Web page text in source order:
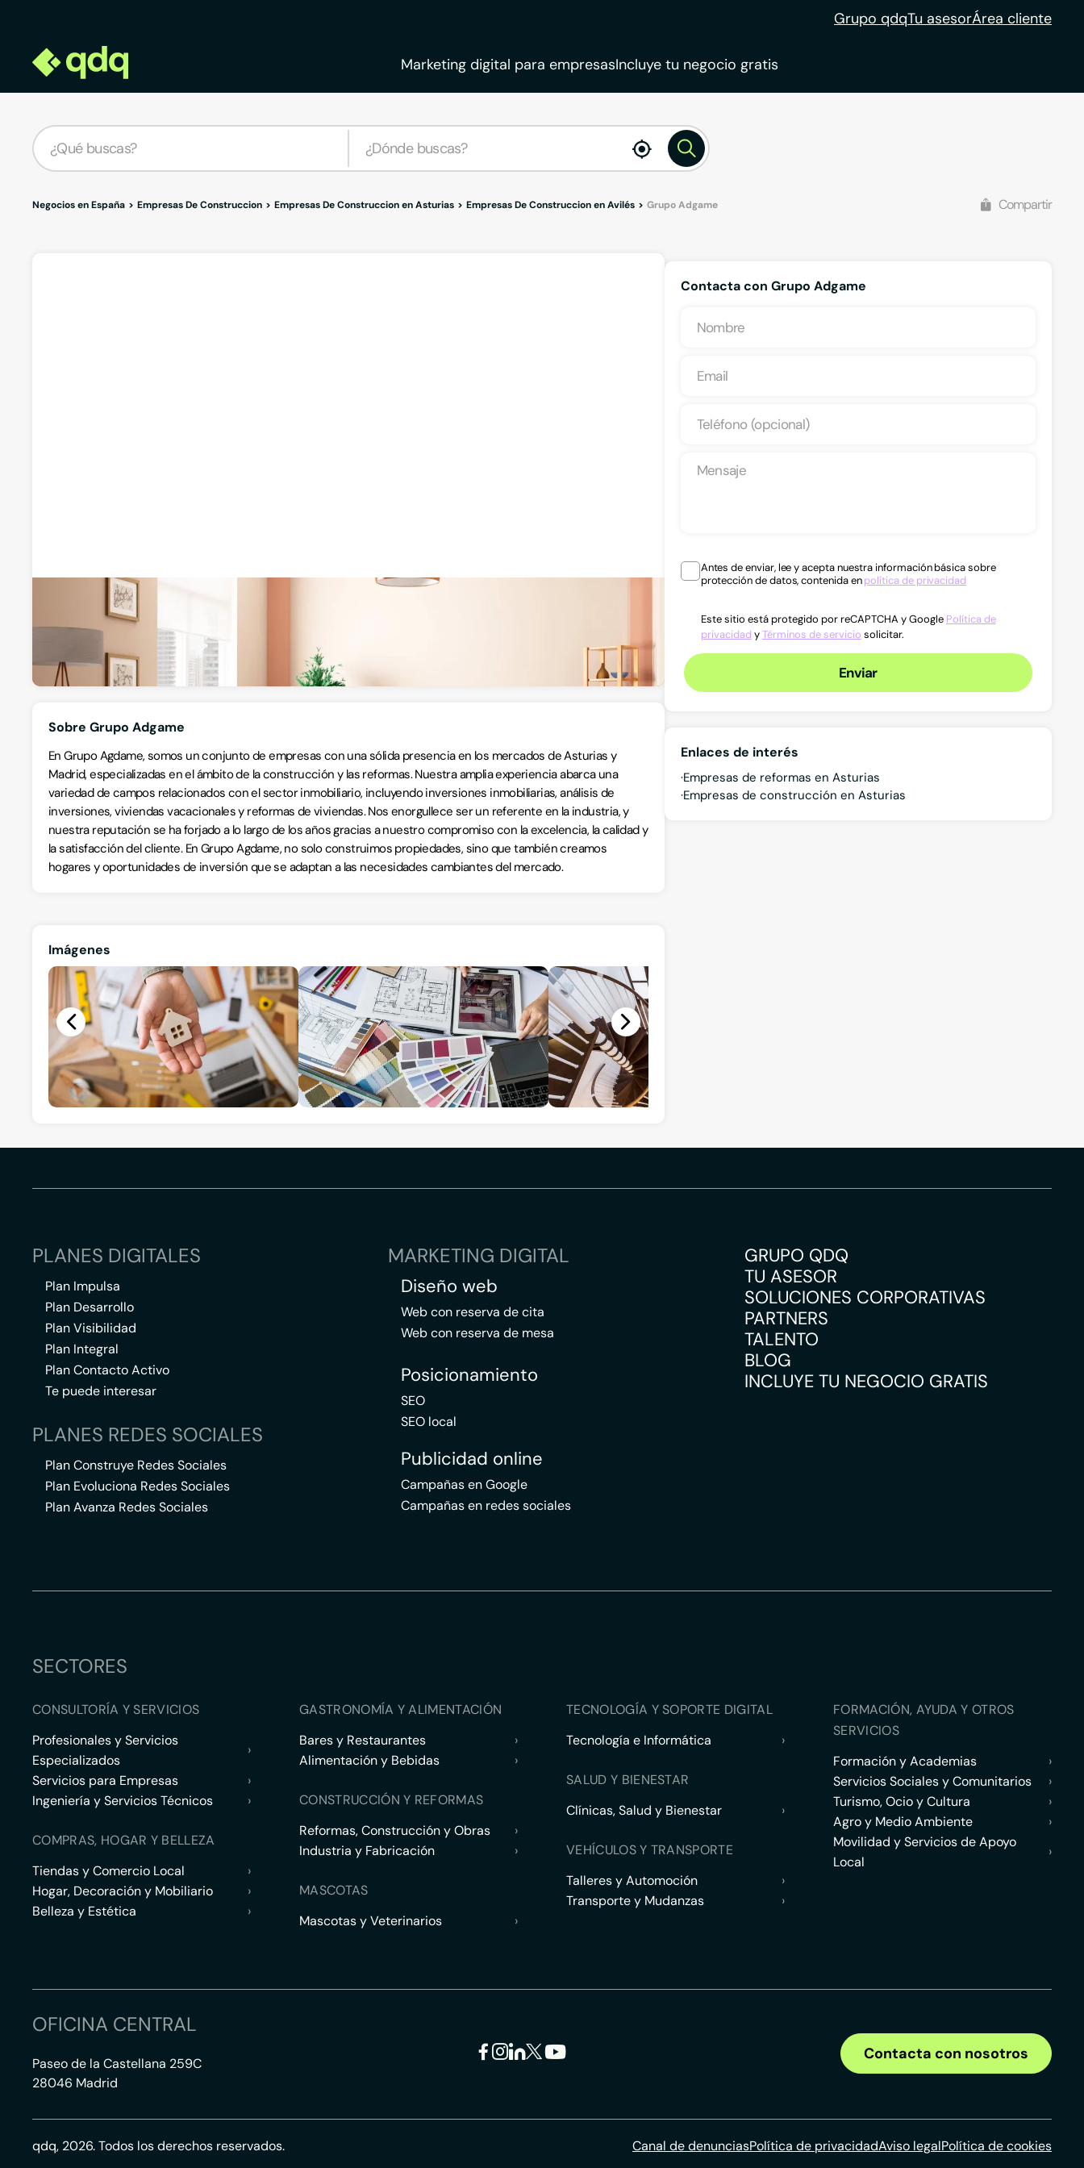
Grupo qdqTu asesorÁrea cliente
Marketing digital para empresasIncluye tu negocio gratis
enable
location
Negocios en España Empresas De Construccion Empresas De Construccion en Asturias Empresas De Construccion en Avilés Grupo Adgame Compartir
Grupo Adgame
Empresas de construcción
Visitar web
Ver teléfono
Sobre Grupo Adgame
En Grupo Agdame, somos un conjunto de empresas con una sólida presencia en los mercados de Asturias y
Madrid, especializadas en el ámbito de la construcción y las reformas. Nuestra amplia experiencia abarca una
variedad de campos relacionados con el sector inmobiliario, incluyendo inversiones inmobiliarias, análisis de
inversiones, viviendas vacacionales y reformas de viviendas. Nos enorgullece ser un referente en la industria, y
nuestra reputación se ha forjado a lo largo de los años gracias a nuestro compromiso con la excelencia, la calidad y
la satisfacción del cliente. En Grupo Agdame, no solo construimos propiedades, sino que también creamos
hogares y oportunidades de inversión que se adaptan a las necesidades cambiantes del mercado.
Imágenes
Contacta con Grupo Adgame
Antes de enviar, lee y acepta nuestra información básica sobre
protección de datos, contenida enpolítica de privacidad
Este sitio está protegido por reCAPTCHA y Google Política de
privacidad yTérminos de servicio solicitar.
Enviar
Enlaces de interés
Empresas de reformas en Asturias
Empresas de construcción en Asturias
PLANES DIGITALES
Plan Impulsa
Plan Desarrollo
Plan Visibilidad
Plan Integral
Plan Contacto Activo
Te puede interesar
PLANES REDES SOCIALES
Plan Construye Redes Sociales
Plan Evoluciona Redes Sociales
Plan Avanza Redes Sociales
MARKETING DIGITAL
Diseño web
Web con reserva de cita
Web con reserva de mesa
Posicionamiento
SEO
SEO local
Publicidad online
Campañas en Google
Campañas en redes sociales
GRUPO QDQ
TU ASESOR
SOLUCIONES CORPORATIVAS
PARTNERS
TALENTO
BLOG
INCLUYE TU NEGOCIO GRATIS
SECTORES
CONSULTORÍA Y SERVICIOS
Profesionales y Servicios
Especializados
›
Servicios para Empresas
›
Ingeniería y Servicios Técnicos
›
COMPRAS, HOGAR Y BELLEZA
Tiendas y Comercio Local
›
Hogar, Decoración y Mobiliario
›
Belleza y Estética
›
GASTRONOMÍA Y ALIMENTACIÓN
Bares y Restaurantes
›
Alimentación y Bebidas
›
CONSTRUCCIÓN Y REFORMAS
Reformas, Construcción y Obras
›
Industria y Fabricación
›
MASCOTAS
Mascotas y Veterinarios
›
TECNOLOGÍA Y SOPORTE DIGITAL
Tecnología e Informática
›
SALUD Y BIENESTAR
Clínicas, Salud y Bienestar
›
VEHÍCULOS Y TRANSPORTE
Talleres y Automoción
›
Transporte y Mudanzas
›
FORMACIÓN, AYUDA Y OTROS
SERVICIOS
Formación y Academias
›
Servicios Sociales y Comunitarios
›
Turismo, Ocio y Cultura
›
Agro y Medio Ambiente
›
Movilidad y Servicios de Apoyo
Local
›
OFICINA CENTRAL
Paseo de la Castellana 259C
28046 Madrid
Contacta con nosotros
Canal de denunciasPolítica de privacidadAviso legalPolítica de cookies
qdq, 2026. Todos los derechos reservados.